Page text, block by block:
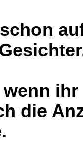
wenn
die